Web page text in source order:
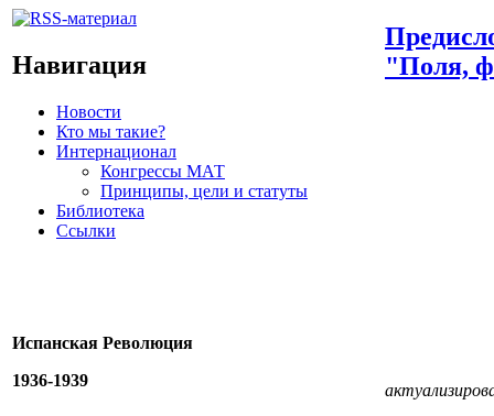
Навигация
Новости
Кто мы такие?
Интернационал
Конгрессы МАТ
Принципы, цели и статуты
Библиотека
Ссылки
Испанская Революция
1936-1939
"Поля,